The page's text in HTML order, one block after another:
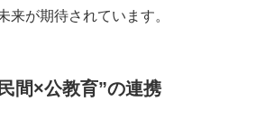
来が期待されています。
間×公教育”の連携